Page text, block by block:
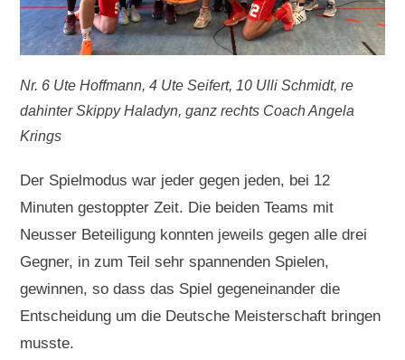
Nr. 6 Ute Hoffmann, 4 Ute Seifert, 10 Ulli Schmidt, re
dahinter Skippy Haladyn, ganz rechts Coach Angela
Krings
Der Spielmodus war jeder gegen jeden, bei 12
Minuten gestoppter Zeit. Die beiden Teams mit
Neusser Beteiligung konnten jeweils gegen alle drei
Gegner, in zum Teil sehr spannenden Spielen,
gewinnen, so dass das Spiel gegeneinander die
Entscheidung um die Deutsche Meisterschaft bringen
musste.